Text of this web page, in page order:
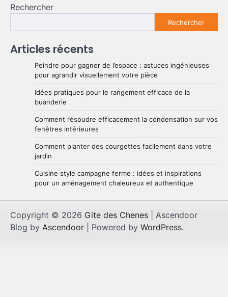
Rechercher
Rechercher
Articles récents
Peindre pour gagner de l’espace : astuces ingénieuses
pour agrandir visuellement votre pièce
Idées pratiques pour le rangement efficace de la
buanderie
Comment résoudre efficacement la condensation sur vos
fenêtres intérieures
Comment planter des courgettes facilement dans votre
jardin
Cuisine style campagne ferme : idées et inspirations
pour un aménagement chaleureux et authentique
Copyright © 2026 Gite des Chenes | Ascendoor
Blog by Ascendoor | Powered by WordPress.